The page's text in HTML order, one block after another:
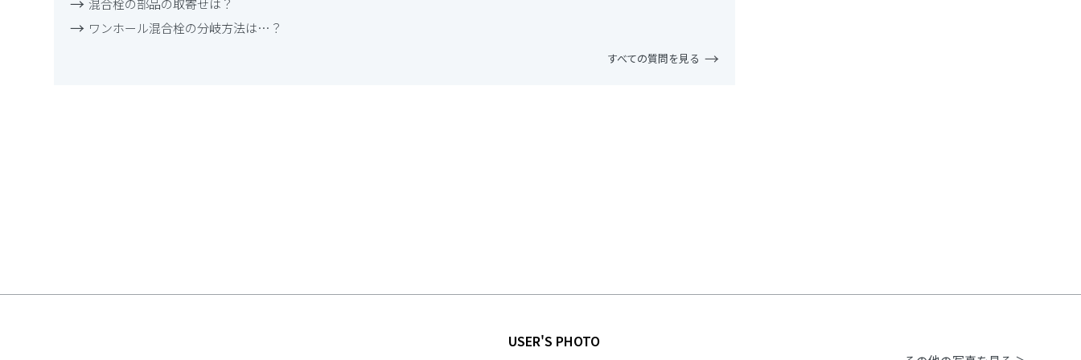
ワンホール混合栓の分岐方法は…？
すべての質問を見る
USER'S PHOTO